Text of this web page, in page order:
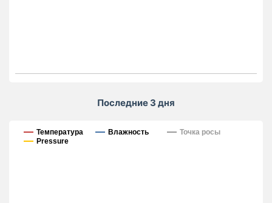
Последние 3 дня
Последние 3 дня
Температура Влажность
Точка росы
Pressure